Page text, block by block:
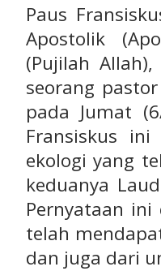
Paus
Apostolik
(Pujilah
seorang
pada Jumat
Fransiskus
ekologi yang
keduanya
Pernyataan
telah
dan juga dari